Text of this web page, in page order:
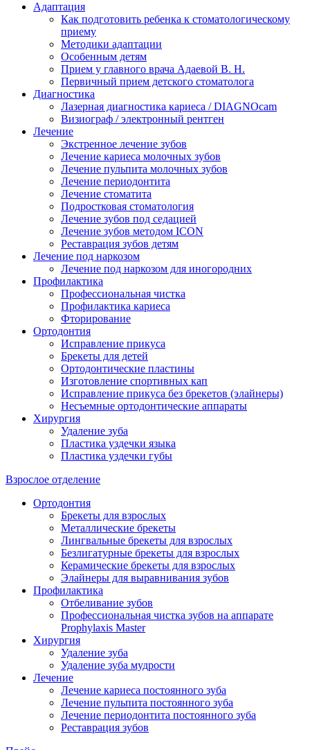
Адаптация
Как подготовить ребенка к стоматологическому
приему
Методики адаптации
Особенным детям
Прием у главного врача Адаевой В. Н.
Первичный прием детского стоматолога
Диагностика
Лазерная диагностика кариеса / DIAGNOcam
Визиограф / электронный рентген
Лечение
Экстренное лечение зубов
Лечение кариеса молочных зубов
Лечение пульпита молочных зубов
Лечение периодонтита
Лечение стоматита
Подростковая стоматология
Лечение зубов под седацией
Лечение зубов методом ICON
Реставрация зубов детям
Лечение под наркозом
Лечение под наркозом для иногородних
Профилактика
Профессиональная чистка
Профилактика кариеса
Фторирование
Ортодонтия
Исправление прикуса
Брекеты для детей
Ортодонтические пластины
Изготовление спортивных кап
Исправление прикуса без брекетов (элайнеры)
Несъемные ортодонтические аппараты
Хирургия
Удаление зуба
Пластика уздечки языка
Пластика уздечки губы
Взрослое отделение
Ортодонтия
Брекеты для взрослых
Металлические брекеты
Лингвальные брекеты для взрослых
Безлигатурные брекеты для взрослых
Керамические брекеты для взрослых
Элайнеры для выравнивания зубов
Профилактика
Отбеливание зубов
Профессиональная чистка зубов на аппарате
Prophylaxis Master
Хирургия
Удаление зуба
Удаление зуба мудрости
Лечение
Лечение кариеса постоянного зуба
Лечение пульпита постоянного зуба
Лечение периодонтита постоянного зуба
Реставрация зубов